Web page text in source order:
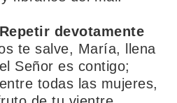
devotamente
te salve, María, llena
Señor es contigo;
todas las mujeres,